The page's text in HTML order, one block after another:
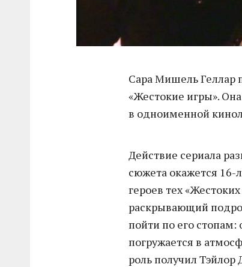
Сара Мишель Геллар
«Жестокие игры».
в одноименной
Действие сериала
сюжета окажется 16-
героев тех
раскрывающий
пойти по его стопам:
погружается в
роль получил